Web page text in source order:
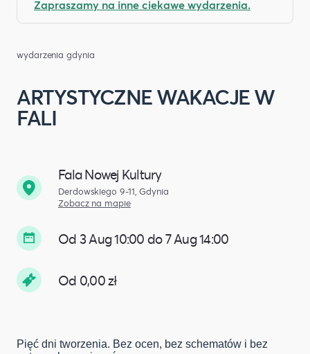
Zapraszamy na inne ciekawe wydarzenia.
wydarzenia gdynia
ARTYSTYCZNE WAKACJE W
FALI
Fala Nowej Kultury
Derdowskiego 9-11, Gdynia
Zobacz na mapie
Od 3 Aug 10:00 do 7 Aug 14:00
Od 0,00 zł
Pięć dni tworzenia. Bez ocen, bez schematów i bez